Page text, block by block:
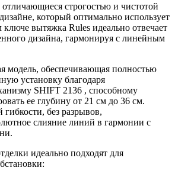
строгостью и чистотой
который оптимально использует
ключе вытяжка Rules идеально отвечает
дизайна, гармонируя с линейным
модель, обеспечивающая полностью
установку благодаря
SHIFT 2136 , способному
ее глубину от 21 см до 36 см.
без разрывов,
слияние линий в гармонии с
идеально подходят для